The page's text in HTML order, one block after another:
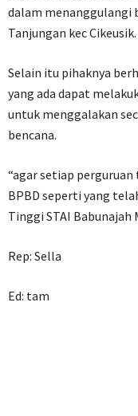
dalam menanggulangi
Tanjungan kec Cikeusik.
Selain itu pihaknya
yang ada dapat
untuk menggalakan
bencana.
“agar setiap
BPBD seperti yang
Tinggi STAI Babunajah
Rep: Sella
Ed: tam